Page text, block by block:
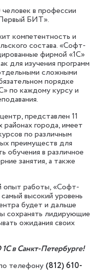
в профессии
БИТ».
компетентность и
состава. «Софт-
фирмой «1С»
для изучения программ
сложными
порядке
по каждому курсу и
представлен 11
города, имеет
по различным
преимуществ для
обучения в различное
занятия, а также
опыт работы, «Софт-
высокий уровень
будет и дальше
сохранять лидирующие
ожидания своих
в Санкт-Петербурге!
телефону (812) 610-